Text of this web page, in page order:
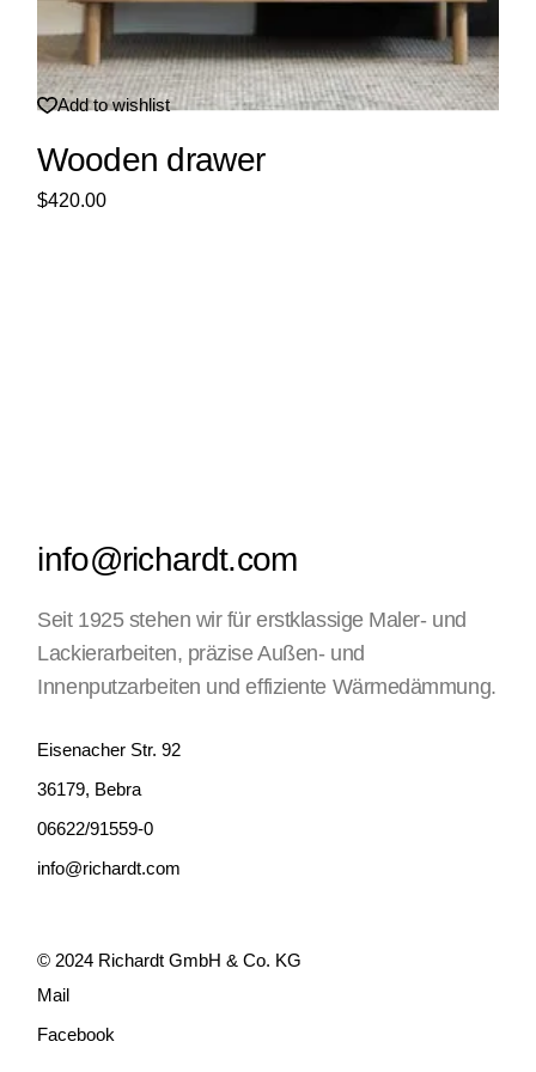
Add to wishlist
Wooden drawer
$420.00
info@richardt.com
Seit 1925 stehen wir für erstklassige Maler- und
Lackierarbeiten, präzise Außen- und
Innenputzarbeiten und effiziente Wärmedämmung.
Eisenacher Str. 92
36179, Bebra
06622/91559-0
info@richardt.com
© 2024 Richardt GmbH & Co. KG
Mail
Facebook